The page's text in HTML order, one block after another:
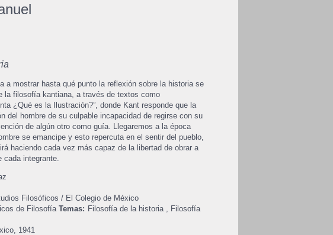
a mostrar hasta qué punto la reflexión sobre la historia se
la filosofía kantiana, a través de textos como
¿Qué es la Ilustración?”, donde Kant responde que la
del hombre de su culpable incapacidad de regirse con su
de algún otro como guía. Llegaremos a la época
se emancipe y esto repercuta en el sentir del pueblo,
haciendo cada vez más capaz de la libertad de obrar a
integrante.
Filosóficos / El Colegio de México
de Filosofía Temas: Filosofía de la historia,
Filosofía
1941